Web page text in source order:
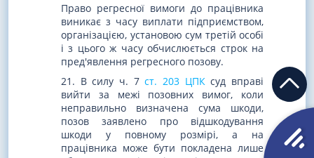
Право регресної вимоги до працівника
виникає з часу виплати підприємством,
організацією, установою сум третій особі
і з цього ж часу обчислюється строк на
пред'явлення регресного позову.
21. В силу ч. 7ст. 203 ЦПКсуд вправі
вийти за межі позовних вимог, коли
неправильно визначена сума шкоди,
позов заявлено про відшкодування
шкоди у повному розмірі, а на
працівника може бути покладена лише